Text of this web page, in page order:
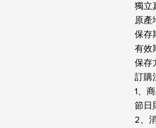
獨立
原產
保存
有效
保存
訂購
1、
節日
2、